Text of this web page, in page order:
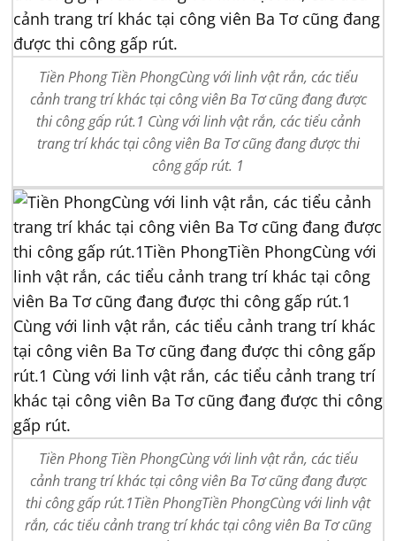
Tiền Phong Tiền PhongCùng với linh vật rắn, các tiểu
cảnh trang trí khác tại công viên Ba Tơ cũng đang được
thi công gấp rút.1 Cùng với linh vật rắn, các tiểu cảnh
trang trí khác tại công viên Ba Tơ cũng đang được thi
công gấp rút. 1
Tiền Phong Tiền PhongCùng với linh vật rắn, các tiểu
cảnh trang trí khác tại công viên Ba Tơ cũng đang được
thi công gấp rút.1Tiền PhongTiền PhongCùng với linh vật
rắn, các tiểu cảnh trang trí khác tại công viên Ba Tơ cũng